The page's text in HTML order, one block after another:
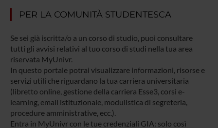
PER LA COMUNITÀ STUDENTESCA
Se sei già iscritta/o a un corso di studio, puoi consultare
tutti gli avvisi relativi al tuo corso di studi nella tua area
riservata MyUnivr.
In questo portale potrai visualizzare informazioni, risorse e
servizi utili che riguardano la tua carriera universitaria
(libretto online, gestione della carriera Esse3, corsi e-
learning, email istituzionale, modulistica di segreteria,
procedure amministrative, ecc.).
Entra in MyUnivr con le tue credenziali GIA: solo così